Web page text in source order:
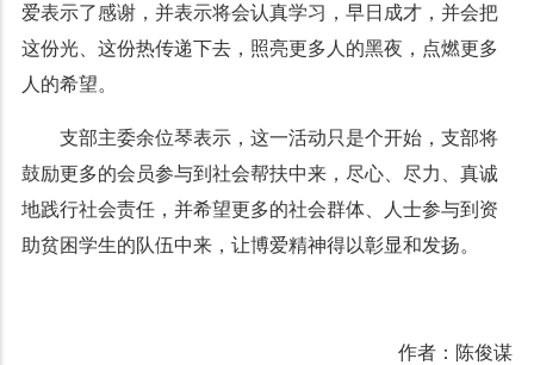
爱表示了感谢，并表示将会认真学习，早日成才，并会把
这份光、这份热传递下去，照亮更多人的黑夜，点燃更多
人的希望。
支部主委余位琴表示，这一活动只是个开始，支部将
鼓励更多的会员参与到社会帮扶中来，尽心、尽力、真诚
地践行社会责任，并希望更多的社会群体、人士参与到资
助贫困学生的队伍中来，让博爱精神得以彰显和发扬。
作者：陈俊谋